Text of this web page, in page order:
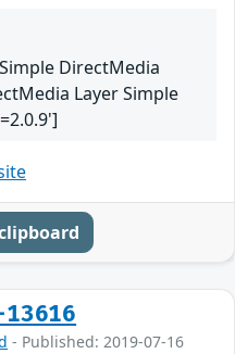
DirectMedia
Layer Simple
- Published: 2019-07-16